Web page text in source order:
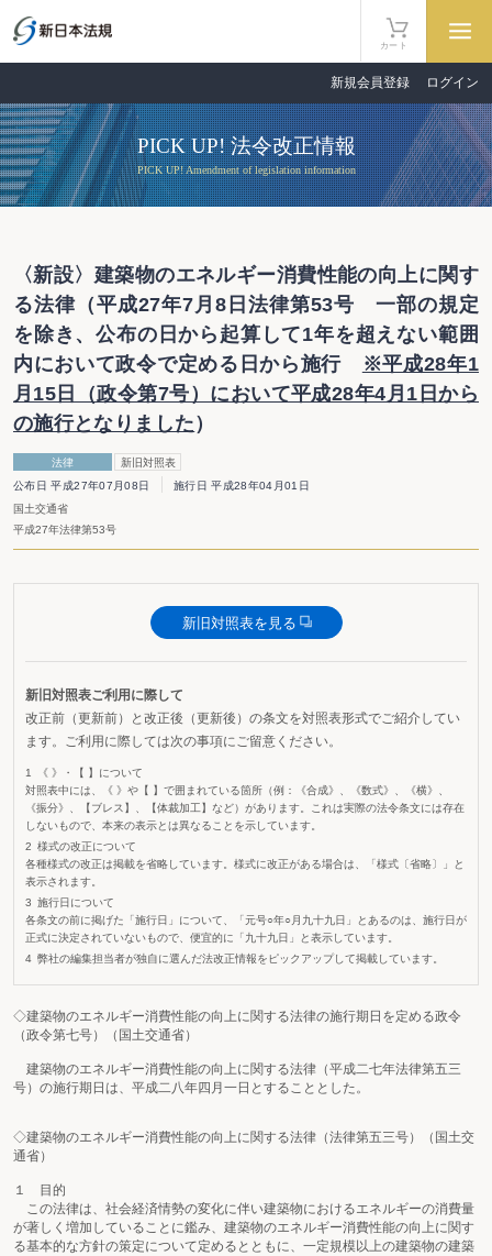
カート
新規会員登録 ログイン
PICK UP! 法令改正情報
PICK UP! Amendment of legislation information
〈新設〉建築物のエネルギー消費性能の向上に関す
る法律（平成27年7月8日法律第53号 一部の規定
を除き、公布の日から起算して1年を超えない範囲
内において政令で定める日から施行
※平成28年1
月15日（政令第7号）において平成28年4月1日から
の施行となりました）
法律
新旧対照表
公布日 平成27年07月08日
施行日 平成28年04月01日
国土交通省
平成27年法律第53号
新旧対照表を見る
新旧対照表ご利用に際して
改正前（更新前）と改正後（更新後）の条文を対照表形式でご紹介してい
ます。ご利用に際しては次の事項にご留意ください。
《 》・【 】について
対照表中には、《 》や【 】で囲まれている箇所（例：《合成》、《数式》、《横》、
《振分》、【ブレス】、【体裁加工】など）があります。これは実際の法令条文には存在
しないもので、本来の表示とは異なることを示しています。
様式の改正について
各種様式の改正は掲載を省略しています。様式に改正がある場合は、「様式〔省略〕」と
表示されます。
施行日について
各条文の前に掲げた「施行日」について、「元号○年○月九十九日」とあるのは、施行日が
正式に決定されていないもので、便宜的に「九十九日」と表示しています。
弊社の編集担当者が独自に選んだ法改正情報をピックアップして掲載しています。
◇建築物のエネルギー消費性能の向上に関する法律の施行期日を定める政令
（政令第七号）（国土交通省）
建築物のエネルギー消費性能の向上に関する法律（平成二七年法律第五三
号）の施行期日は、平成二八年四月一日とすることとした。
◇建築物のエネルギー消費性能の向上に関する法律（法律第五三号）（国土交
通省）
１ 目的
この法律は、社会経済情勢の変化に伴い建築物におけるエネルギーの消費量
が著しく増加していることに鑑み、建築物のエネルギー消費性能の向上に関す
る基本的な方針の策定について定めるとともに、一定規模以上の建築物の建築